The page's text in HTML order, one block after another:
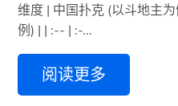
维度 | 中国扑克 (以斗地主
例) | | :-- | :-...
阅读更多